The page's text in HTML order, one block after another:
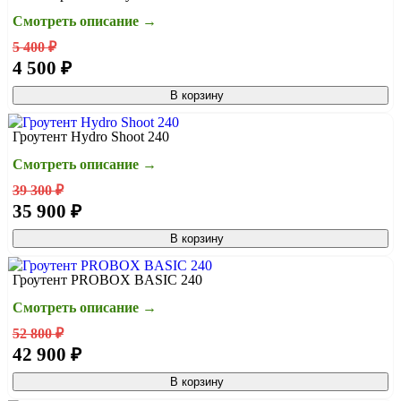
и закрепить цену/наличие. После оплаты: проверка/
упаковка → отправка → трек-номер.
оплату
Смотреть описание →
5 400 ₽
4 500 ₽
В корзину
Гроутент Hydro Shoot 240
Смотреть описание →
39 300 ₽
35 900 ₽
В корзину
Гроутент PROBOX BASIC 240
Смотреть описание →
52 800 ₽
42 900 ₽
В корзину